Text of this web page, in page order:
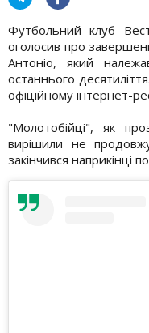
Футбольний клуб
оголосив про
Антоніо, який
останнього
офіційному інтернет-
"Молотобійці", як
вирішили не
закінчився наприкінці